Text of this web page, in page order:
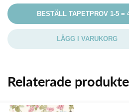
BESTÄLL TAPETPROV 1-5 =
LÄGG I VARUKORG
Relaterade